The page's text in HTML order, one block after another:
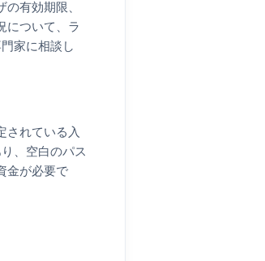
有効期限、
について、ラ
家に相談し
されている入
、空白のパス
金が必要で